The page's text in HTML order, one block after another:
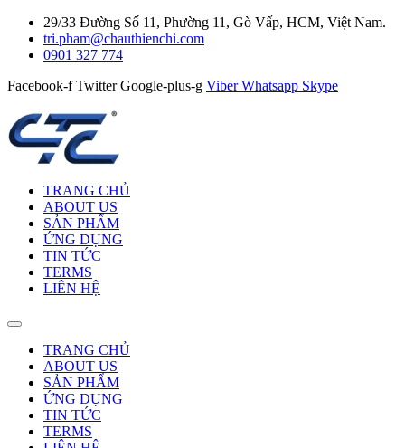
29/33 Đường Số 11, Phường 11, Gò Vấp, HCM, Việt Nam.
tri.pham@chauthienchi.com
0901 327 774
Facebook-f Twitter Google-plus-g Viber Whatsapp Skype
TRANG CHỦ
ABOUT US
SẢN PHẨM
ỨNG DỤNG
TIN TỨC
TERMS
LIÊN HỆ
TRANG CHỦ
ABOUT US
SẢN PHẨM
ỨNG DỤNG
TIN TỨC
TERMS